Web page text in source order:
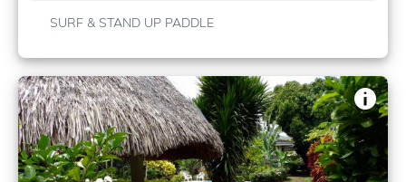
SURF & STAND UP PADDLE